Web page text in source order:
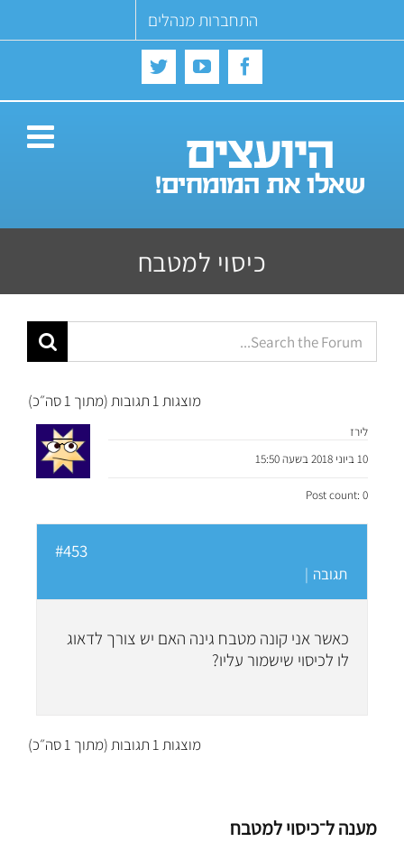
התחברות מנהלים
Facebook
YouTube
Twitter
כיסוי למטבח
מוצגות 1 תגובות (מתוך 1 סה״כ)
לירז
10 ביוני 2018 בשעה 15:50
Post count: 0
#453
תגובה |
כאשר אני קונה מטבח גינה האם יש צורך לדאוג
לו לכיסוי שישמור עליו?
מוצגות 1 תגובות (מתוך 1 סה״כ)
מענה ל־כיסוי למטבח